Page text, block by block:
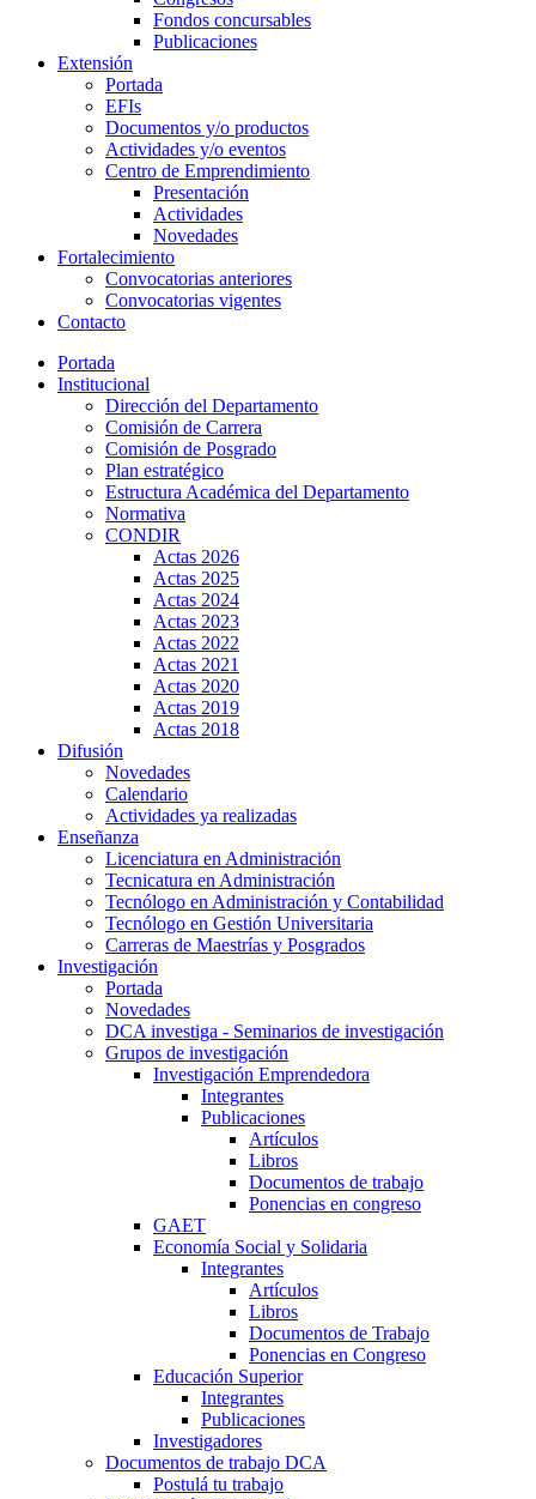
Fondos concursables
Publicaciones
Extensión
Portada
EFIs
Documentos y/o productos
Actividades y/o eventos
Centro de Emprendimiento
Presentación
Actividades
Novedades
Fortalecimiento
Convocatorias anteriores
Convocatorias vigentes
Contacto
Portada
Institucional
Dirección del Departamento
Comisión de Carrera
Comisión de Posgrado
Plan estratégico
Estructura Académica del Departamento
Normativa
CONDIR
Actas 2026
Actas 2025
Actas 2024
Actas 2023
Actas 2022
Actas 2021
Actas 2020
Actas 2019
Actas 2018
Difusión
Novedades
Calendario
Actividades ya realizadas
Enseñanza
Licenciatura en Administración
Tecnicatura en Administración
Tecnólogo en Administración y Contabilidad
Tecnólogo en Gestión Universitaria
Carreras de Maestrías y Posgrados
Investigación
Portada
Novedades
DCA investiga - Seminarios de investigación
Grupos de investigación
Investigación Emprendedora
Integrantes
Publicaciones
Artículos
Libros
Documentos de trabajo
Ponencias en congreso
GAET
Economía Social y Solidaria
Integrantes
Artículos
Libros
Documentos de Trabajo
Ponencias en Congreso
Educación Superior
Integrantes
Publicaciones
Investigadores
Documentos de trabajo DCA
Postulá tu trabajo